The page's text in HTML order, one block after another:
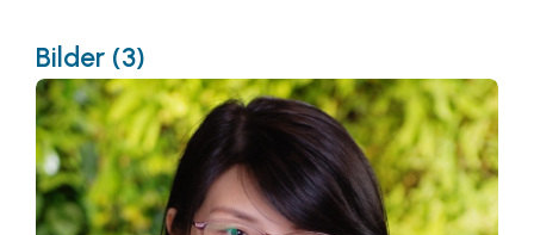
Bilder (3)